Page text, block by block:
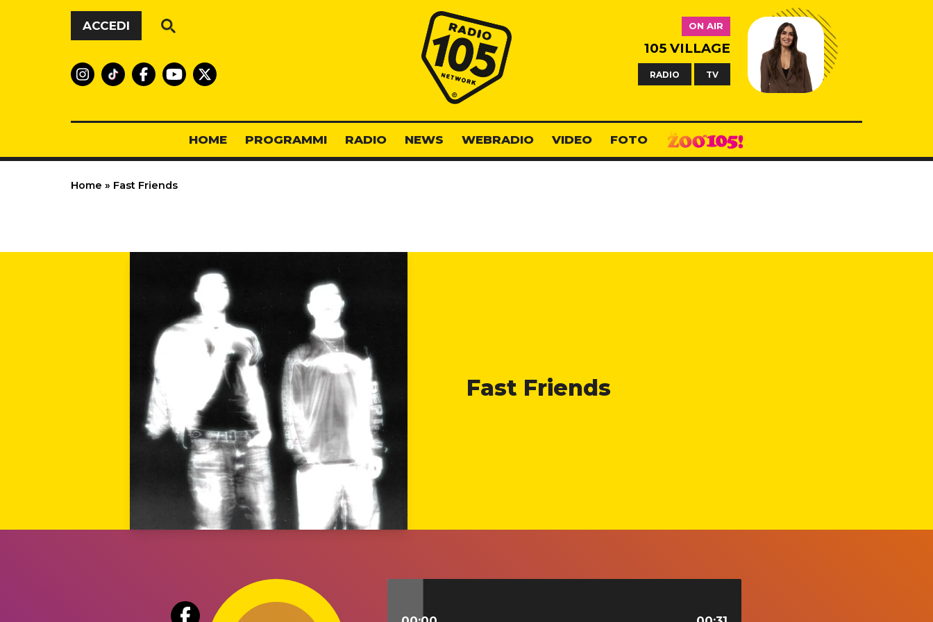
Vai al contenuto
ACCEDI
Radio 105
ON AIR
105 VILLAGE
RADIO TV
HOME PROGRAMMI RADIO NEWS WEBRADIO VIDEO FOTO
Home » Fast Friends
Fast Friends
Audio